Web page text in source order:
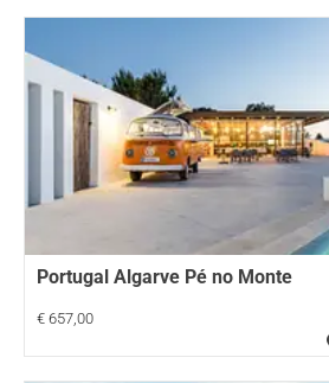
Portugal Algarve Pé no Monte
€ 657,00